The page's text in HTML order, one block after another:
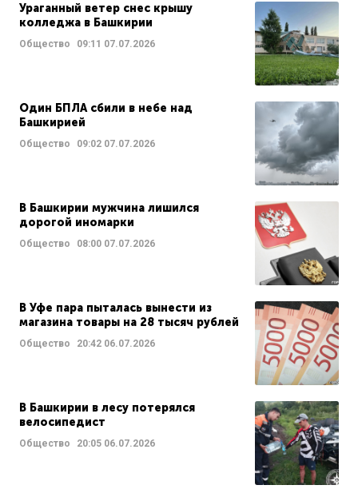
Ураганный ветер снес крышу
колледжа в Башкирии
Общество 09:11 07.07.2026
Один БПЛА сбили в небе над
Башкирией
Общество 09:02 07.07.2026
В Башкирии мужчина лишился
дорогой иномарки
Общество 08:00 07.07.2026
В Уфе пара пыталась вынести из
магазина товары на 28 тысяч рублей
Общество 20:42 06.07.2026
В Башкирии в лесу потерялся
велосипедист
Общество 20:05 06.07.2026